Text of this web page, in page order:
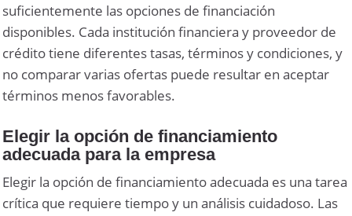
suficientemente las opciones de financiación
disponibles. Cada institución financiera y proveedor de
crédito tiene diferentes tasas, términos y condiciones, y
no comparar varias ofertas puede resultar en aceptar
términos menos favorables.
Elegir la opción de financiamiento
adecuada para la empresa
Elegir la opción de financiamiento adecuada es una tarea
crítica que requiere tiempo y un análisis cuidadoso. Las